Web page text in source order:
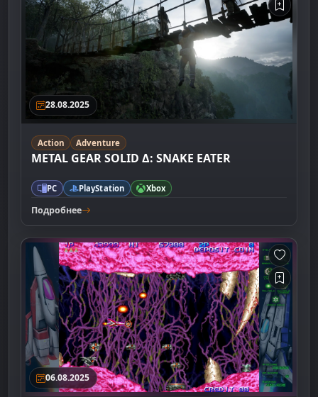
28.08.2025
Action Adventure
METAL GEAR SOLID Δ: SNAKE EATER
PC PlayStation Xbox
Подробнее
06.08.2025